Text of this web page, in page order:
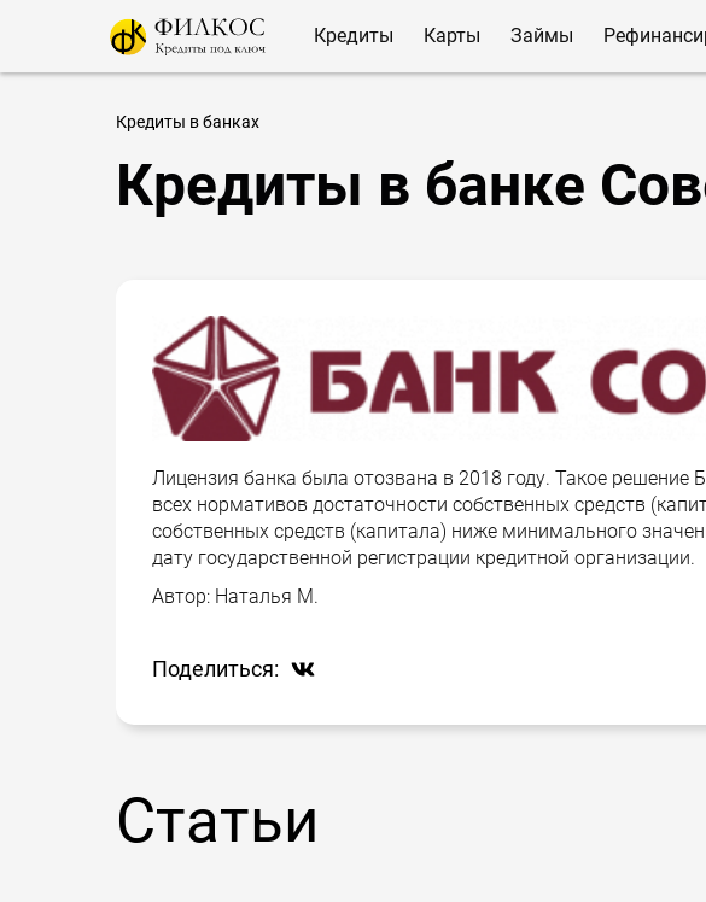
Кредиты Карты Займы
Кредиты в банках
Кредиты в банке
Лицензия банка была отозвана в 2018 году. Такое решение
всех нормативов достаточности собственных средств
собственных средств (капитала) ниже минимального
дату государственной регистрации кредитной организации.
Автор: Наталья М.
Поделиться:
Статьи